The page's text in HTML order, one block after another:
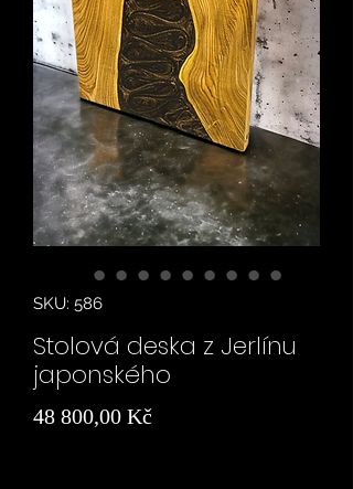
SKU: 586
Stolová deska z Jerlínu
japonského
48 800,00 KčCena